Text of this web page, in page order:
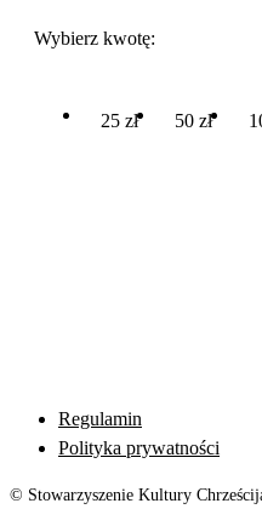
Wybierz kwotę:
25 zł 50 zł
Regulamin
Polityka prywatności
© Stowarzyszenie Kultury